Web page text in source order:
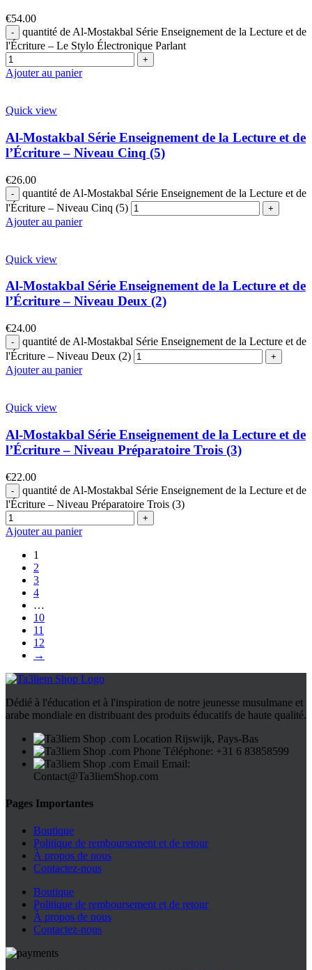
€54.00
quantité de Al-Mostakbal Série Enseignement de la Lecture et de
l'Écriture – Le Stylo Électronique Parlant
Ajouter au panier
Quick view
Al-Mostakbal Série Enseignement de la Lecture et de
l’Écriture – Niveau Cinq (5)
€26.00
quantité de Al-Mostakbal Série Enseignement de la Lecture et de
l'Écriture – Niveau Cinq (5)
Ajouter au panier
Quick view
Al-Mostakbal Série Enseignement de la Lecture et de
l’Écriture – Niveau Deux (2)
€24.00
quantité de Al-Mostakbal Série Enseignement de la Lecture et de
l'Écriture – Niveau Deux (2)
Ajouter au panier
Quick view
Al-Mostakbal Série Enseignement de la Lecture et de
l’Écriture – Niveau Préparatoire Trois (3)
€22.00
quantité de Al-Mostakbal Série Enseignement de la Lecture et de
l'Écriture – Niveau Préparatoire Trois (3)
Ajouter au panier
1
2
3
4
…
10
11
12
→
Dédié à l'éducation et à l'inspiration de notre jeunesse musulmane et
arabe mondiale en distribuant des produits éducatifs de haute qualité.
Rijswijk, Pays-Bas
Téléphone: +31 6 83858599
Email:
Contact@Ta3liemShop.com
Pages Importantes
Boutique
Politique de remboursement et de retour
À propos de nous
Contactez-nous
Boutique
Politique de remboursement et de retour
À propos de nous
Contactez-nous